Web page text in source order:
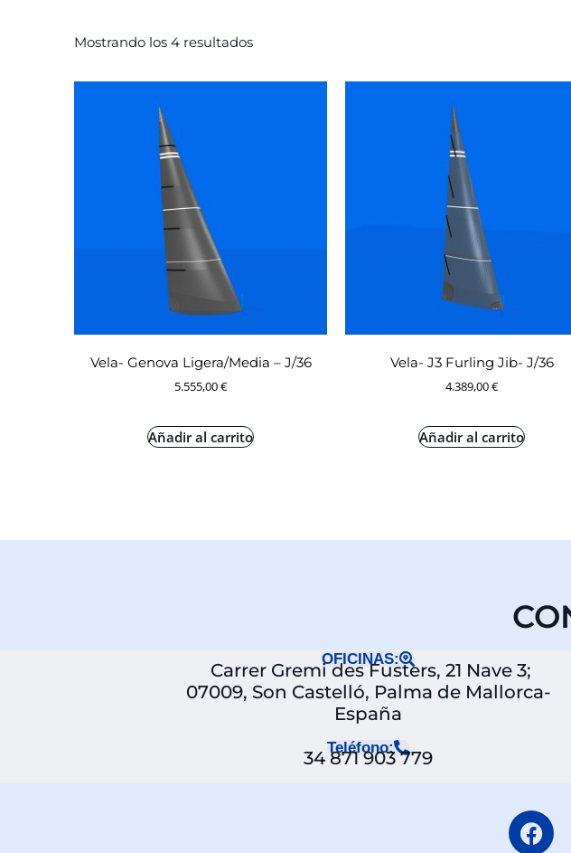
Mostrando los 4 resultados
Vela- Genova Ligera/Media – J/36
5.555,00€
Añadir al carrito
Vela- J3 Furling Jib- J/36
4.389,00€
Añadir al carrito
OFICINAS:
Carrer Gremi des Fusters, 21 Nave 3;
07009, Son Castelló, Palma de Mallorca-
España
Teléfono:
34 871 903 779